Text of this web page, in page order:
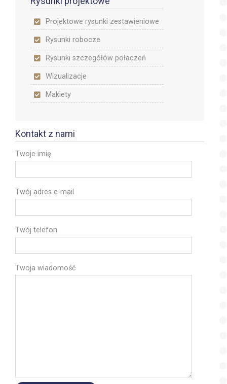
Projektowe rysunki zestawieniowe
Rysunki robocze
Rysunki szczegółów połaczeń
Wizualizacje
Makiety
Kontakt z nami
Twoje imię
Twój adres e-mail
Twój telefon
Twoja wiadomość